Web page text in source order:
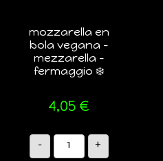
mozzarella en
bola vegana –
mezzarella –
fermaggio ❄️
4,05 €
- +